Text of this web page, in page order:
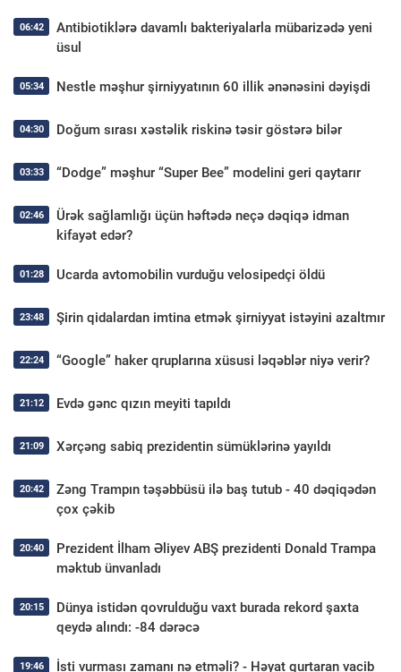
06:42
Antibiotiklərə davamlı bakteriyalarla mübarizədə yeni
üsul
05:34 Nestle məşhur şirniyyatının 60 illik ənənəsini dəyişdi
04:30 Doğum sırası xəstəlik riskinə təsir göstərə bilər
03:33 “Dodge” məşhur “Super Bee” modelini geri qaytarır
02:46
Ürək sağlamlığı üçün həftədə neçə dəqiqə idman
kifayət edər?
01:28 Ucarda avtomobilin vurduğu velosipedçi öldü
23:48 Şirin qidalardan imtina etmək şirniyyat istəyini azaltmır
22:24 “Google” haker qruplarına xüsusi ləqəblər niyə verir?
21:12 Evdə gənc qızın meyiti tapıldı
21:09 Xərçəng sabiq prezidentin sümüklərinə yayıldı
20:42
Zəng Trampın təşəbbüsü ilə baş tutub - 40 dəqiqədən
çox çəkib
20:40
Prezident İlham Əliyev ABŞ prezidenti Donald Trampa
məktub ünvanladı
20:15
Dünya istidən qovrulduğu vaxt burada rekord şaxta
qeydə alındı: -84 dərəcə
19:46 İsti vurması zamanı nə etməli? - Həyat qurtaran vacib